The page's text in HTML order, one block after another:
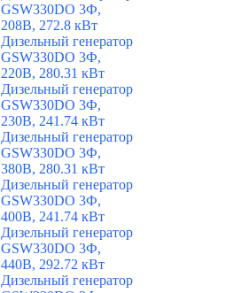
GSW330DO 3Ф,
208В, 272.8 кВт
Дизельный генератор
GSW330DO 3Ф,
220В, 280.31 кВт
Дизельный генератор
GSW330DO 3Ф,
230В, 241.74 кВт
Дизельный генератор
GSW330DO 3Ф,
380В, 280.31 кВт
Дизельный генератор
GSW330DO 3Ф,
400В, 241.74 кВт
Дизельный генератор
GSW330DO 3Ф,
440В, 292.72 кВт
Дизельный генератор